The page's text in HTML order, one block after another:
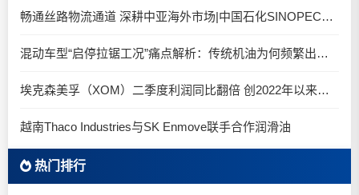
畅通丝路物流通道 深耕中亚海外市场|中国石化SINOPEC润滑油北京-阿拉木图图定班列顺利抵达
混动车型“启停拉锯工况”痛点解析：传统机油为何频繁出现油泥堆积？
埃克森美孚（XOM）二季度利润同比翻倍 创2022年以来新高
越南Thaco Industries与SK Enmove联手合作润滑油
热门排行